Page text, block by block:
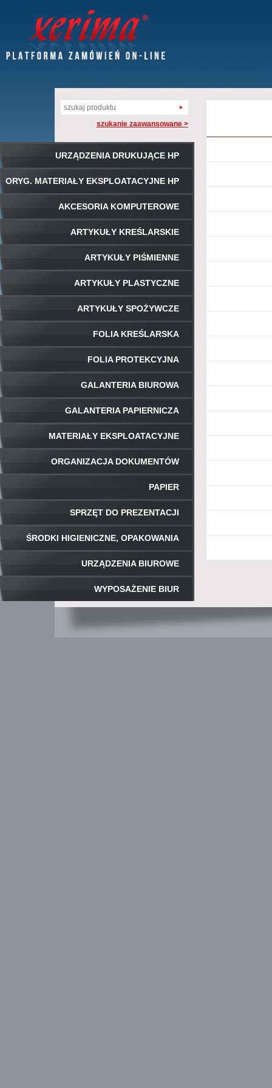
szukanie zaawansowane >
URZĄDZENIA DRUKUJĄCE HP
ORYG. MATERIAŁY EKSPLOATACYJNE HP
AKCESORIA KOMPUTEROWE
ARTYKUŁY KREŚLARSKIE
ARTYKUŁY PIŚMIENNE
ARTYKUŁY PLASTYCZNE
ARTYKUŁY SPOŻYWCZE
FOLIA KREŚLARSKA
FOLIA PROTEKCYJNA
GALANTERIA BIUROWA
GALANTERIA PAPIERNICZA
MATERIAŁY EKSPLOATACYJNE
ORGANIZACJA DOKUMENTÓW
PAPIER
SPRZĘT DO PREZENTACJI
ŚRODKI HIGIENICZNE, OPAKOWANIA
URZĄDZENIA BIUROWE
WYPOSAŻENIE BIUR